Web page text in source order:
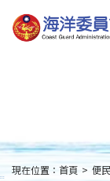
到
主
:::
現在位置： 首頁 > 便